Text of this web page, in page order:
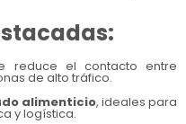
reduce el contacto entre
de alto tráfico.
alimenticio, ideales para
y logística.